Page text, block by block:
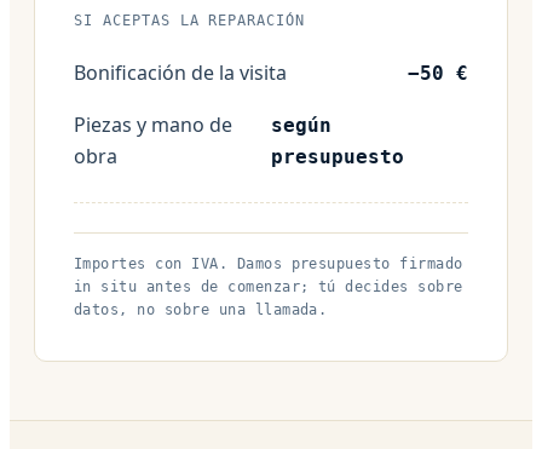
SI ACEPTAS LA REPARACIÓN
Bonificación de la visita −50 €
Piezas y mano de
obra
según
presupuesto
Importes con IVA. Damos presupuesto firmado
in situ antes de comenzar; tú decides sobre
datos, no sobre una llamada.